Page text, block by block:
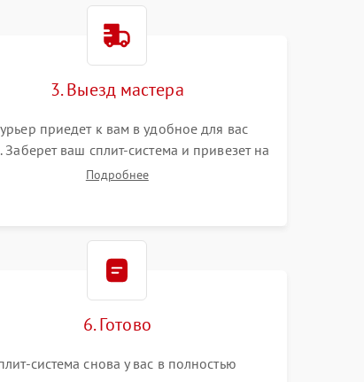
3. Выезд мастера
приедет к вам в удобное для вас
Заберет ваш сплит-система и привезет на
для диагностики.Подробнее
6. Готово
система снова у вас в полностью